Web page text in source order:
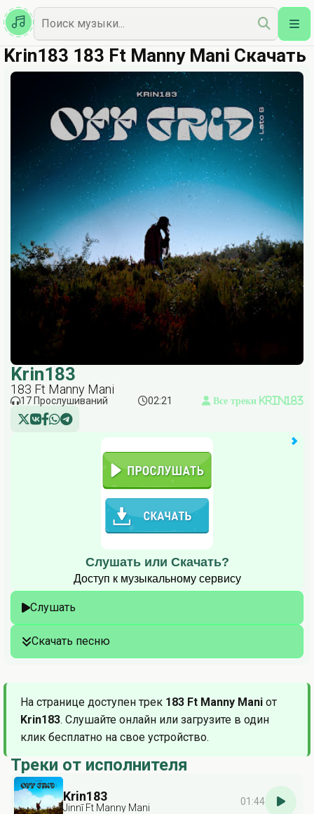
Казахская
Наш Топ
Krin183 183 Ft Manny Mani Скачать
Krin183
183 Ft Manny Mani
17 Прослушиваний 02:21 Все треки Krin183
Слушать или Скачать?
Доступ к музыкальному сервису
Слушать
Скачать песню
На странице доступен трек 183 Ft Manny Mani от
Krin183. Слушайте онлайн или загрузите в один
клик бесплатно на свое устройство.
Треки от исполнителя
Krin183
Jinnī Ft Manny Mani
01:44